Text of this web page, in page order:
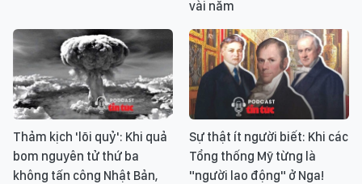
vài năm
Thảm kịch 'lõi quỷ': Khi quả
bom nguyên tử thứ ba
không tấn công Nhật Bản,
Sự thật ít người biết: Khi các
Tổng thống Mỹ từng là
"người lao động" ở Nga!